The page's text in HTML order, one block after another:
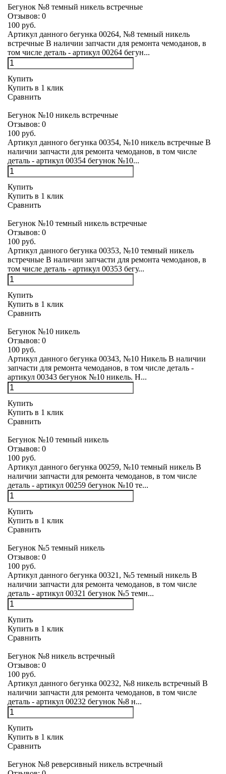
Бегунок №8 темный никель встречные
Отзывов: 0
100 руб.
Артикул данного бегунка 00264, №8 темный никель
встречные В наличии запчасти для ремонта чемоданов, в
том числе деталь - артикул 00264 бегун...
Купить
Купить в 1 клик
Сравнить
Бегунок №10 никель встречные
Отзывов: 0
100 руб.
Артикул данного бегунка 00354, №10 никель встречные В
наличии запчасти для ремонта чемоданов, в том числе
деталь - артикул 00354 бегунок №10...
Купить
Купить в 1 клик
Сравнить
Бегунок №10 темный никель встречные
Отзывов: 0
100 руб.
Артикул данного бегунка 00353, №10 темный никель
встречные В наличии запчасти для ремонта чемоданов, в
том числе деталь - артикул 00353 бегу...
Купить
Купить в 1 клик
Сравнить
Бегунок №10 никель
Отзывов: 0
100 руб.
Артикул данного бегунка 00343, №10 Никель В наличии
запчасти для ремонта чемоданов, в том числе деталь -
артикул 00343 бегунок №10 никель. Н...
Купить
Купить в 1 клик
Сравнить
Бегунок №10 темный никель
Отзывов: 0
100 руб.
Артикул данного бегунка 00259, №10 темный никель В
наличии запчасти для ремонта чемоданов, в том числе
деталь - артикул 00259 бегунок №10 те...
Купить
Купить в 1 клик
Сравнить
Бегунок №5 темный никель
Отзывов: 0
100 руб.
Артикул данного бегунка 00321, №5 темный никель В
наличии запчасти для ремонта чемоданов, в том числе
деталь - артикул 00321 бегунок №5 темн...
Купить
Купить в 1 клик
Сравнить
Бегунок №8 никель встречный
Отзывов: 0
100 руб.
Артикул данного бегунка 00232, №8 никель встречный В
наличии запчасти для ремонта чемоданов, в том числе
деталь - артикул 00232 бегунок №8 н...
Купить
Купить в 1 клик
Сравнить
Бегунок №8 реверсивный никель встречный